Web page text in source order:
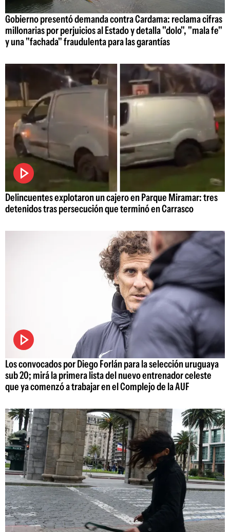
Gobierno presentó demanda contra Cardama: reclama cifras
millonarias por perjuicios al Estado y detalla "dolo", "mala fe"
y una "fachada" fraudulenta para las garantías
Delincuentes explotaron un cajero en Parque Miramar: tres
detenidos tras persecución que terminó en Carrasco
Los convocados por Diego Forlán para la selección uruguaya
sub 20; mirá la primera lista del nuevo entrenador celeste
que ya comenzó a trabajar en el Complejo de la AUF